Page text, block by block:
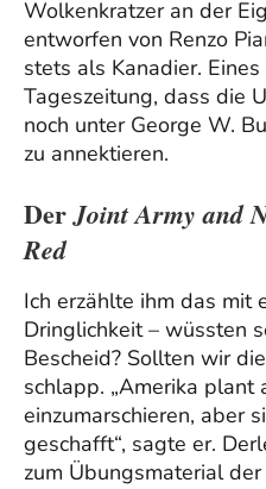
Wolkenkratzer an der
entworfen von Renzo
stets als Kanadier.
Tageszeitung, dass die
noch unter George W.
zu annektieren.
DerJoint Army and
Red
Ich erzählte ihm das mit
Dringlichkeit – wüssten
Bescheid? Sollten wir
schlapp. „Amerika plant
einzumarschieren, aber
geschafft“, sagte er.
zum Übungsmaterial